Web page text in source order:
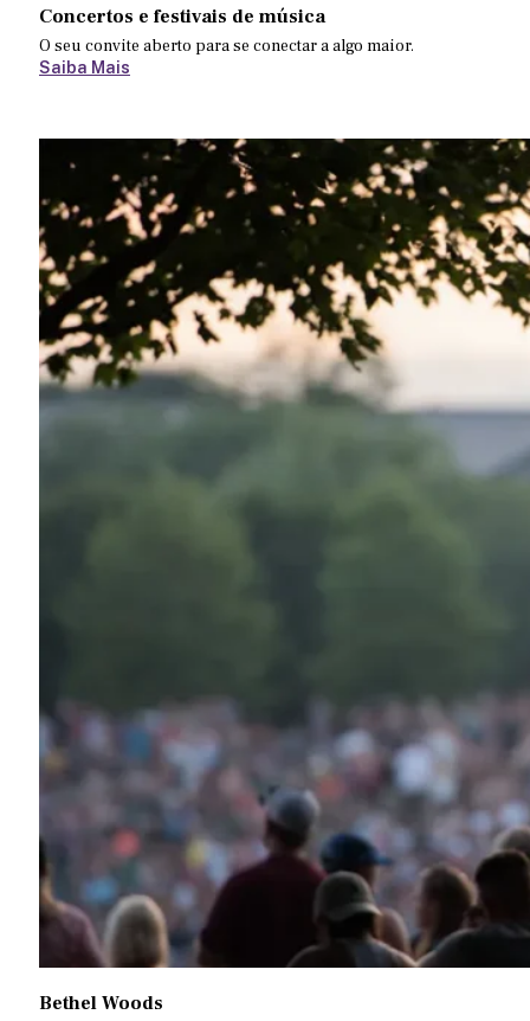
Concertos e festivais de música
O seu convite aberto para se conectar a algo maior.
Saiba Mais
Bethel Woods